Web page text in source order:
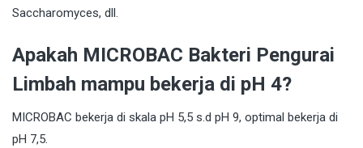
Saccharomyces, dll.
Apakah MICROBAC Bakteri Pengurai
Limbah mampu bekerja di pH 4?
MICROBAC bekerja di skala pH 5,5 s.d pH 9, optimal bekerja di
pH 7,5.